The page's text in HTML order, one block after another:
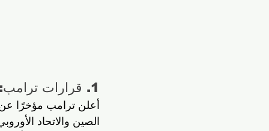
1. قرارات ترامب: ما الذي حدث؟
أعلن ترامب مؤخرًا
الصين والاتحاد